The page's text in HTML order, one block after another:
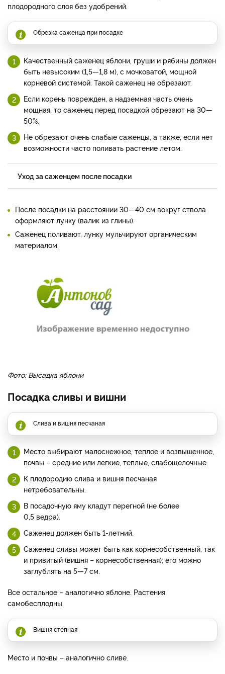
плодородного слоя без удобрений.
Обрезка саженца при посадке
Качественный саженец яблони, груши и рябины должен
быть невысоким (1,5—1,8 м), с мочковатой, мощной
корневой системой. Такой саженец не обрезают.
Если корень поврежден, а надземная часть очень
мощная, то саженец перед посадкой обрезают на 30—
50%.
Не обрезают очень слабые саженцы, а также, если нет
возможности часто поливать растение летом.
Уход за саженцем после посадки
После посадки на расстоянии 30—40 см вокруг ствола
оформляют лунку (валик из глины).
Саженец поливают, лунку мульчируют органическим
материалом.
Фото: Высадка яблони
Посадка сливы и вишни
Слива и вишня песчаная
Место выбирают малоснежное, теплое и возвышенное,
почвы – средние или легкие, теплые, слабощелочные.
К плодородию слива и вишня песчаная
нетребовательны.
В посадочную яму кладут перегной (не более
0,5 ведра).
Саженец должен быть 1-летний.
Саженец сливы может быть как корнесобственный, так
и привитый (вишня – корнесобственная); его можно
заглублять на 5—7 см.
Все остальное – аналогично яблоне. Растения
самобесплодны.
Вишня степная
Место и почвы – аналогично сливе.